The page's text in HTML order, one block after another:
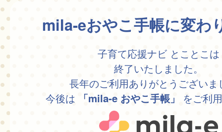
mila-eおやこ手帳に変わ
子育て応援ナビ とことこは
終了いたしました。
長年のご利用ありがとうございま
今後は
「mila-e おやこ手帳」 をご利